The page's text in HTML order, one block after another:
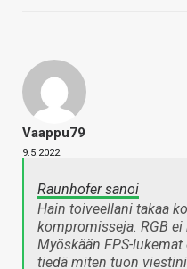
Vaappu79
9.5.2022
Raunhofer sanoi
Hain toiveellani takaa
kompromisseja. RGB
Myöskään FPS-
tiedä miten tuon